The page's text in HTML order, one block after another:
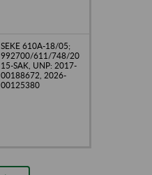
SEKE 610A-18/05;
992700/611/748/20
15-SAK, UNP: 2017-
00188672, 2026-
00125380